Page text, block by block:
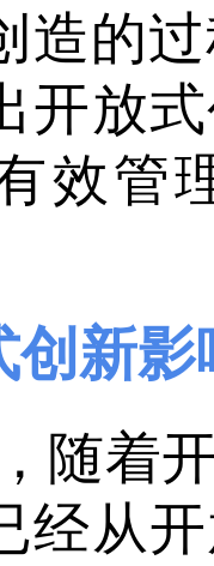
造的
开放
效管
创新
随着
经从